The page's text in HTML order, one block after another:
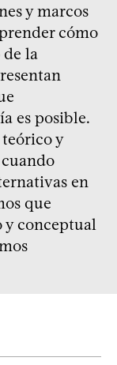
y marcos
cómo
la
es posible.
teórico y
en
que
y conceptual